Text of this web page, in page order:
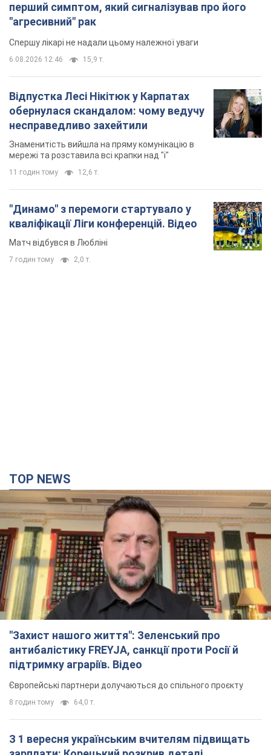
перший симптом, який сигналізував про його
"агресивний" рак
Спершу лікарі не надали цьому належної уваги
6.08.2026 12:46 15,9 т.
Відпустка Лесі Нікітюк у Карпатах
обернулася скандалом: чому ведучу
несправедливо захейтили
Знаменитість вийшла на пряму комунікацію в
мережі та розставила всі крапки над "і"
11 годин тому 12,6 т.
"Динамо" з перемоги стартувало у
кваліфікації Ліги конференцій. Відео
Матч відбувся в Любліні
7 годин тому 2,0 т.
TOP NEWS
"Захист нашого життя": Зеленський про
антибалістику FREYJA, санкції проти Росії й
підтримку аграріїв. Відео
Європейські партнери долучаються до спільного проєкту
8 годин тому 64,0 т.
З 1 вересня українським вчителям підвищать